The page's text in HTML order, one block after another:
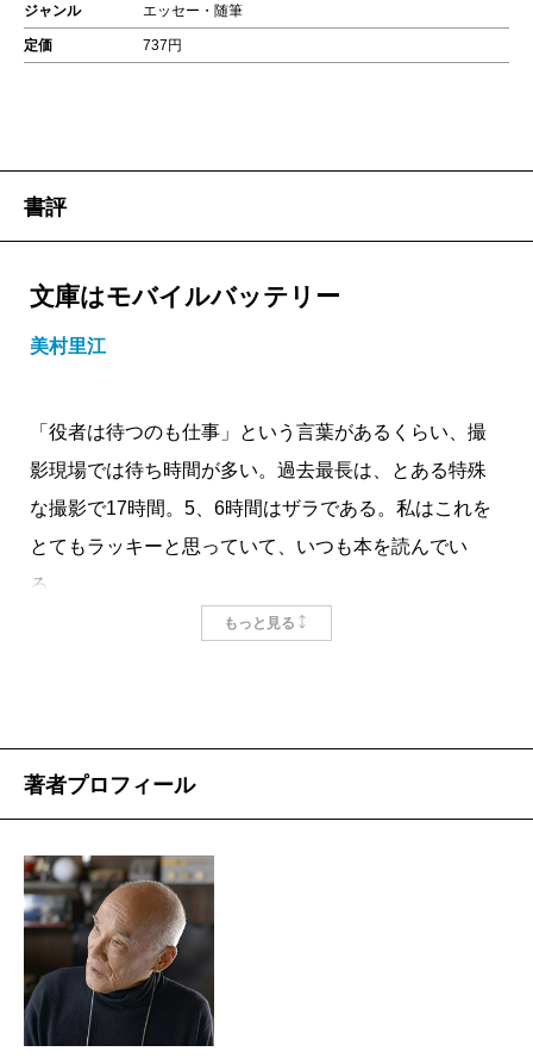
ジャンル エッセー・随筆
定価 737円
書評
文庫はモバイルバッテリー
美村里江
「役者は待つのも仕事」という言葉があるくらい、撮
影現場では待ち時間が多い。過去最長は、とある特殊
な撮影で17時間。5、6時間はザラである。私はこれを
とてもラッキーと思っていて、いつも本を読んでい
る。
発売されたばかりのハードカバー本も勿論読むが、
くれた3冊を挙げたい。
もっと見る
著者プロフィール